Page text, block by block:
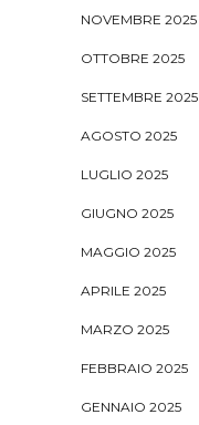
NOVEMBRE 2025
OTTOBRE 2025
SETTEMBRE 2025
AGOSTO 2025
LUGLIO 2025
GIUGNO 2025
MAGGIO 2025
APRILE 2025
MARZO 2025
FEBBRAIO 2025
GENNAIO 2025